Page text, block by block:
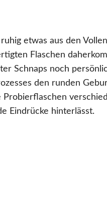
etwas aus den
Flaschen
Schnaps noch
den runden
Probierflaschen
Eindrücke hinterlässt.